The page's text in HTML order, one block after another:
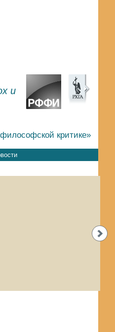
и
критике»